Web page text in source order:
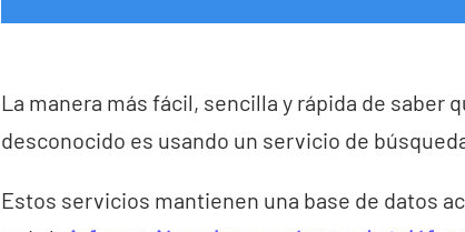
La manera más fácil, sencilla y rápida de saber
desconocido es usando un servicio de
Estos servicios mantienen una base de datos